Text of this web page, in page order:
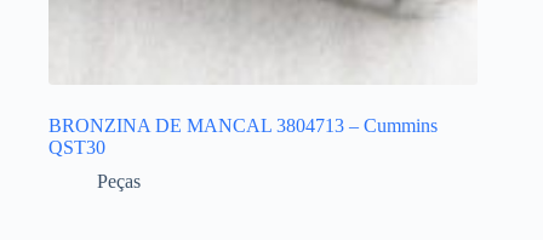
BRONZINA DE MANCAL 3804713 – Cummins
QST30
Peças